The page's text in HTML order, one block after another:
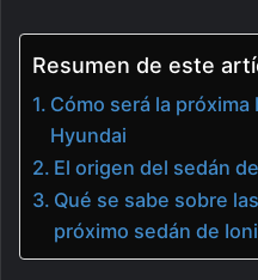
Resumen de este
Cómo será la
Hyundai
El origen del sedán
Qué se sabe sobre
próximo sedán de